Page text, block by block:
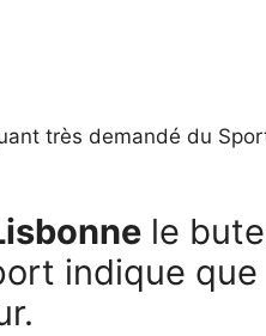
très demandé du
le
indique que